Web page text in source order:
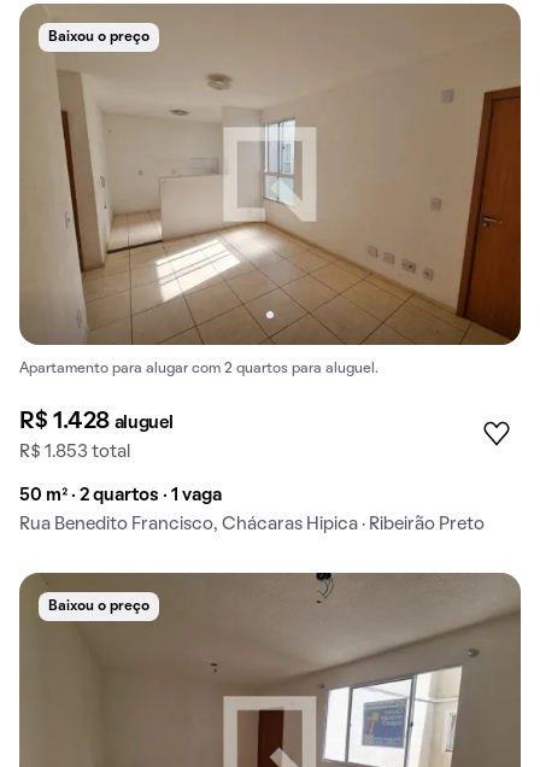
Baixou o preço
Apartamento para alugar com 2 quartos para aluguel.
R$ 1.428 aluguel
R$ 1.853 total
50 m² · 2 quartos · 1 vaga
Rua Benedito Francisco, Chácaras Hipica · Ribeirão Preto
Baixou o preço